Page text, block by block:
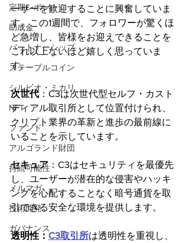
定期レポート
助成金
パートナーシップ
ステーブルコイン
シルビオ・ミカリ
NFT
ファンド
アルゴランド財団
持続可能性
メルマガ
技術開発
ガバナンス
ーザーを歓迎することに興奮していま
す。この1週間で、フォロワーが驚くほ
ど急増し、皆様をお迎えできることを
これ以上ないほど嬉しく思っていま
す。
次世代 ：C3は次世代型セルフ・カスト
ディアル取引所として位置付けられ、
クリプト業界の革新と進歩の最前線に
いることを示しています。
セキュア：C3はセキュリティを最優先
し、ユーザーが潜在的な侵害やハッキ
ングを心配することなく暗号通貨を取
引できる安全な環境を提供します。
透明性： C3取引所は透明性を重視し、